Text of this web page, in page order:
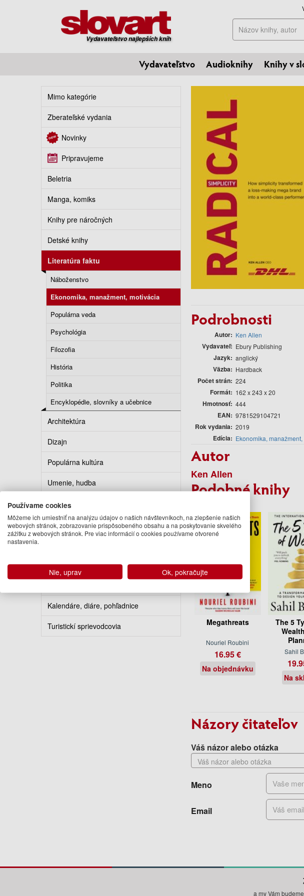
Vydavateľstvo najlepších kníh
Hľadať
Vydavateľstvo Audioknihy Knihy v
Mimo kategórie
Zberateľské vydania
Novinky
Pripravujeme
Beletria
Manga, komiks
Knihy pre náročných
Detské knihy
Literatúra faktu
Náboženstvo
Ekonomika, manažment, motivácia
Populárna veda
Psychológia
Filozofia
História
Politika
Encyklopédie, slovníky a učebnice
Architektúra
Dizajn
Populárna kultúra
Umenie, hudba
Výtvarné umenie
Fotografia a film
Kuchárky
Kalendáre, diáre, pohľadnice
Turistickí sprievodcovia
Podrobnosti
Autor Ken Allen
Vydavateľ Ebury Publishing
Jazyk anglický
Väzba Hardback
Počet strán 224
Formát 162 x 243 x 20
Hmotnosť 444
EAN 9781529104721
Rok vydania 2019
Edícia Ekonomika,
Autor
Ken Allen
Podobné knihy
Megathreats
Nouriel Roubini
16.95 €
Na objednávku
The 5
Sahil
Na
Názory čitateľov
Váš názor alebo otázka
Meno
Email
a my Vám
Používame cookies
Môžeme ich umiestniť na analýzu údajov o našich návštevníkoch, na zlepšenie našich
webových stránok, zobrazovanie prispôsobeného obsahu a na poskytovanie skvelého
zážitku z webových stránok. Pre viac informácií o cookies používame otvorené
nastavenia.
Nie, uprav Ok, pokračujte